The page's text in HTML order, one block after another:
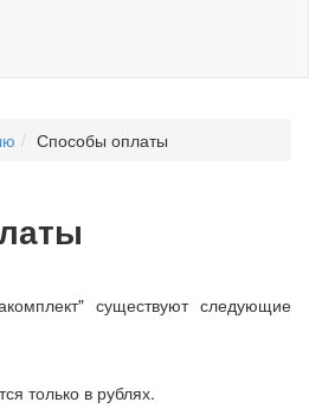
Способы оплаты
существуют следующие
только в рублях.